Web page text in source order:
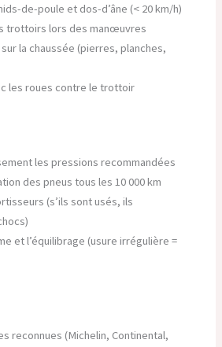
de-poule et dos-d’âne (< 20 km/h)
trottoirs lors des manœuvres
la chaussée (pierres, planches,
les roues contre le trottoir
les pressions recommandées
des pneus tous les 10 000 km
(s’ils sont usés, ils
et l’équilibrage (usure irrégulière =
reconnues (Michelin, Continental,